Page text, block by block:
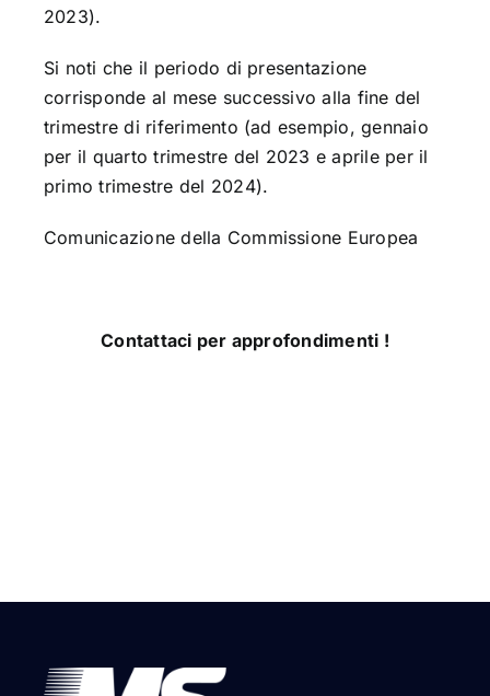
2023).
Si noti che il periodo di presentazione
corrisponde al mese successivo alla fine del
trimestre di riferimento (ad esempio, gennaio
per il quarto trimestre del 2023 e aprile per il
primo trimestre del 2024).
Comunicazione della Commissione Europea
Contattaci per approfondimenti !